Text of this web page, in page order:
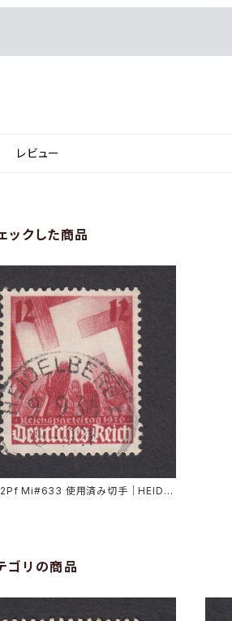
レビュー
ックした商品
Mi#633 使用済み切手｜HEIDEL
ゴリの商品